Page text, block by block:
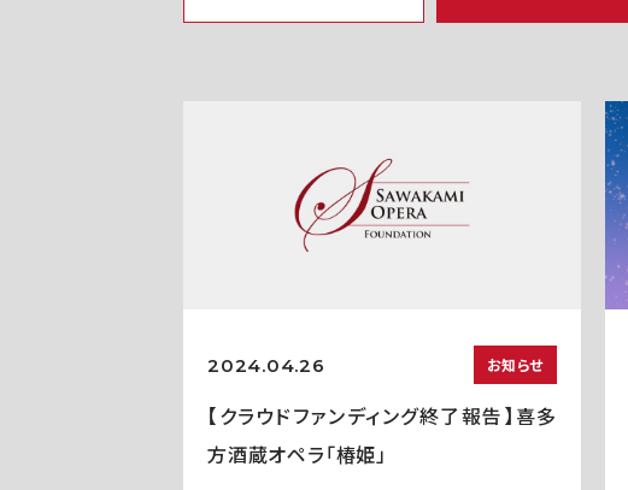
2024.04.26 お知らせ
【クラウドファンディング終了報告】喜多
方酒蔵オペラ「椿姫」